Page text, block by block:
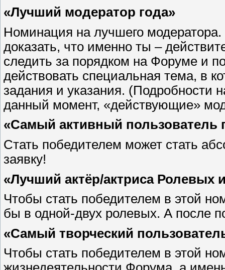
«Лучший модератор года»
Номинация на лучшего
доказать, что именно ты –
следить за порядком на Форуме и
действовать специальная тема, в
задания и указания. (Подробности
данный момент, «действующие»
«Самый активный пользователь
Стать победителем может стать
заявку!
«Лучший актёр/актриса Ролевых
Чтобы стать победителем в этой
бы в одной-двух ролевых. А после
«Самый творческий
Чтобы стать победителем в этой